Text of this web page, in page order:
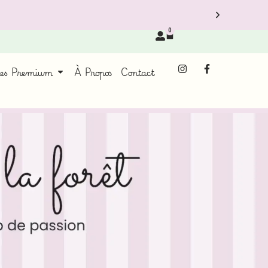
0
Premium À Propos Contact